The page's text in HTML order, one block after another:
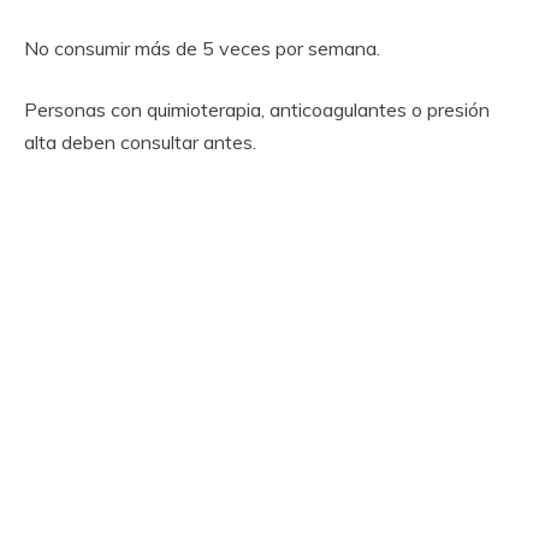
No consumir más de 5 veces por semana.
Personas con quimioterapia, anticoagulantes o presión
alta deben consultar antes.